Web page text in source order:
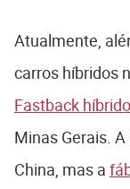
Atualmente,
carros híbridos
Fastback
Minas Gerais.
China, mas a